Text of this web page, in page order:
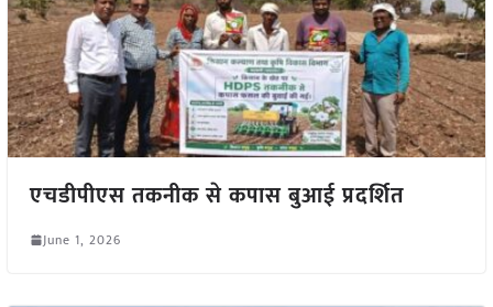
एचडीपीएस तकनीक से कपास बुआई प्रदर्शित
June 1, 2026